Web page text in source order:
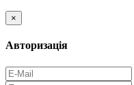
×
Авторизація